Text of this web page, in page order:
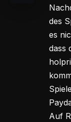
des
es
dass
Auf